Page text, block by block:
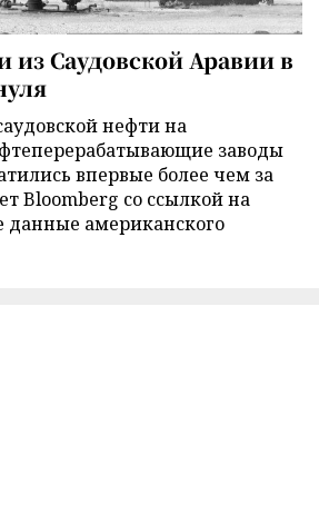
Саудовской Аравии в
нефти на
заводы
впервые более чем за
Bloomberg со ссылкой на
данные американского